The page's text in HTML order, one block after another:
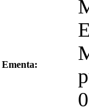
Ementa: